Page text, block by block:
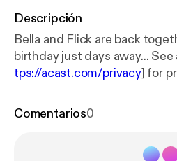
Descripción
Bella and Flick are back
birthday
tps://acast.com/privacy] for
Comentarios0